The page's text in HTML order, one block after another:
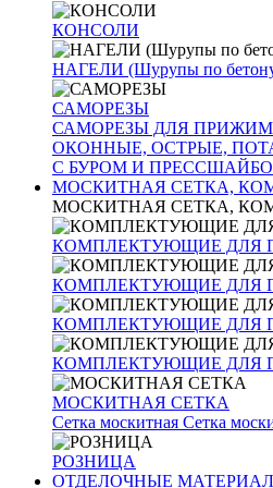
КОНСОЛИ
НАГЕЛИ (Шурупы по
САМОРЕЗЫ
САМОРЕЗЫ ДЛЯ
ОКОННЫЕ, ОСТРЫЕ,
С БУРОМ И
МОСКИТНАЯ СЕТКА,
МОСКИТНАЯ СЕТКА,
КОМПЛЕКТУЮЩИЕ ДЛЯ
КОМПЛЕКТУЮЩИЕ ДЛЯ
КОМПЛЕКТУЮЩИЕ ДЛЯ
КОМПЛЕКТУЮЩИЕ ДЛЯ
МОСКИТНАЯ СЕТКА
Сетка москитная Сетка
РОЗНИЦА
ОТДЕЛОЧНЫЕ